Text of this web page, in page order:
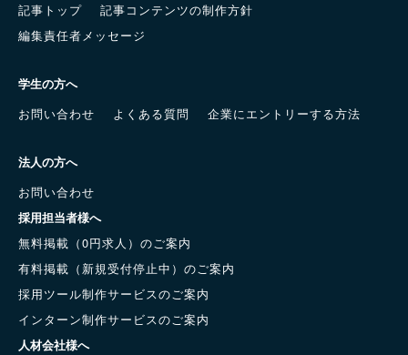
記事トップ
記事コンテンツの制作方針
編集責任者メッセージ
学生の方へ
お問い合わせ
よくある質問 企業にエントリーする方法
法人の方へ
お問い合わせ
採用担当者様へ
無料掲載（0円求人）のご案内
有料掲載（新規受付停止中）のご案内
採用ツール制作サービスのご案内
インターン制作サービスのご案内
人材会社様へ